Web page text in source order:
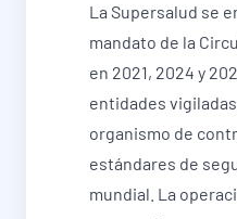
La Supersalud se
mandato de la
en 2021, 2024 y
entidades
organismo de
estándares de
mundial. La